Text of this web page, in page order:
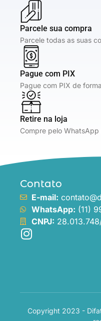
Parcele sua compra
Parcele todas as suas
Pague com PIX
Pague com PIX de
Retire na loja
Compre pelo
Contato
E-mail:
WhatsApp: (11)
CNPJ:
Copyright 2023 -